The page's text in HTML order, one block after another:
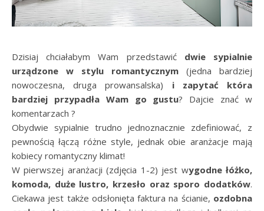
Dzisiaj chciałabym Wam przedstawić dwie sypialnie
urządzone w stylu romantycznym (jedna bardziej
nowoczesna, druga prowansalska) i zapytać która
bardziej przypadła Wam go gustu? Dajcie znać w
komentarzach ?
Obydwie sypialnie trudno jednoznacznie zdefiniować, z
pewnością łączą różne style, jednak obie aranżacje mają
kobiecy romantyczny klimat!
W pierwszej aranżacji (zdjęcia 1-2) jest wygodne łóżko,
komoda, duże lustro, krzesło oraz sporo dodatków.
Ciekawa jest także odsłonięta faktura na ścianie, ozdobna